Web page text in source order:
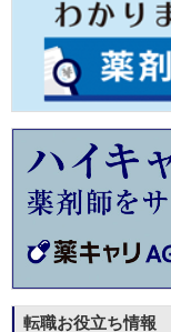
転職お役立ち情報